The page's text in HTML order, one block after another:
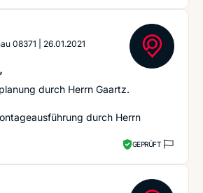
08371 26.01.2021
durch Herrn Gaartz.
durch Herrn
GEPRÜFT